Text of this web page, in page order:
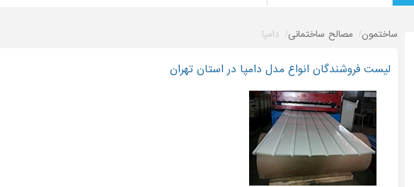
ساختمون مصالح ساختمانی دامپا
لیست فروشندگان انواع مدل دامپا در استان تهران